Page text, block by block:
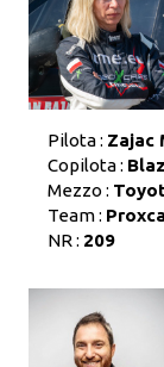
Pilota : Zajac
Copilota :
Mezzo :
Team :
NR : 209